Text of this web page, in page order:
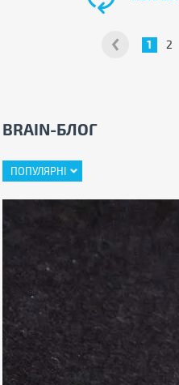
1 2
BRAIN-БЛОГ
ПОПУЛЯРНІ